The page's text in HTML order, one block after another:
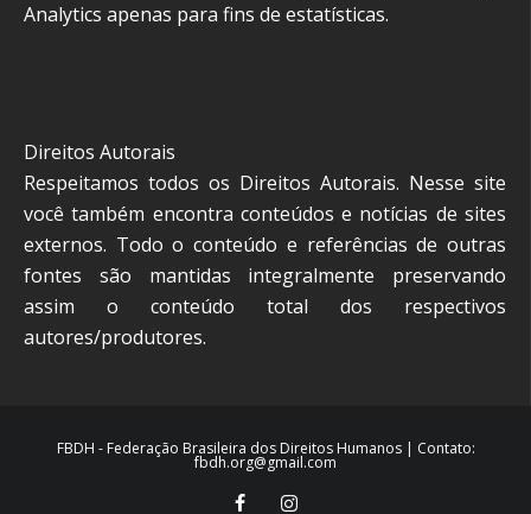
Analytics apenas para fins de estatísticas.
Direitos Autorais
Respeitamos todos os Direitos Autorais. Nesse site
você também encontra conteúdos e notícias de sites
externos. Todo o conteúdo e referências de outras
fontes são mantidas integralmente preservando
assim o conteúdo total dos respectivos
autores/produtores.
FBDH - Federação Brasileira dos Direitos Humanos | Contato:
fbdh.org@gmail.com